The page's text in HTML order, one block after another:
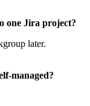
one Jira project?
later.
managed?